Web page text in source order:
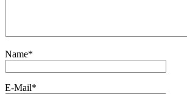
Name*
E-Mail*